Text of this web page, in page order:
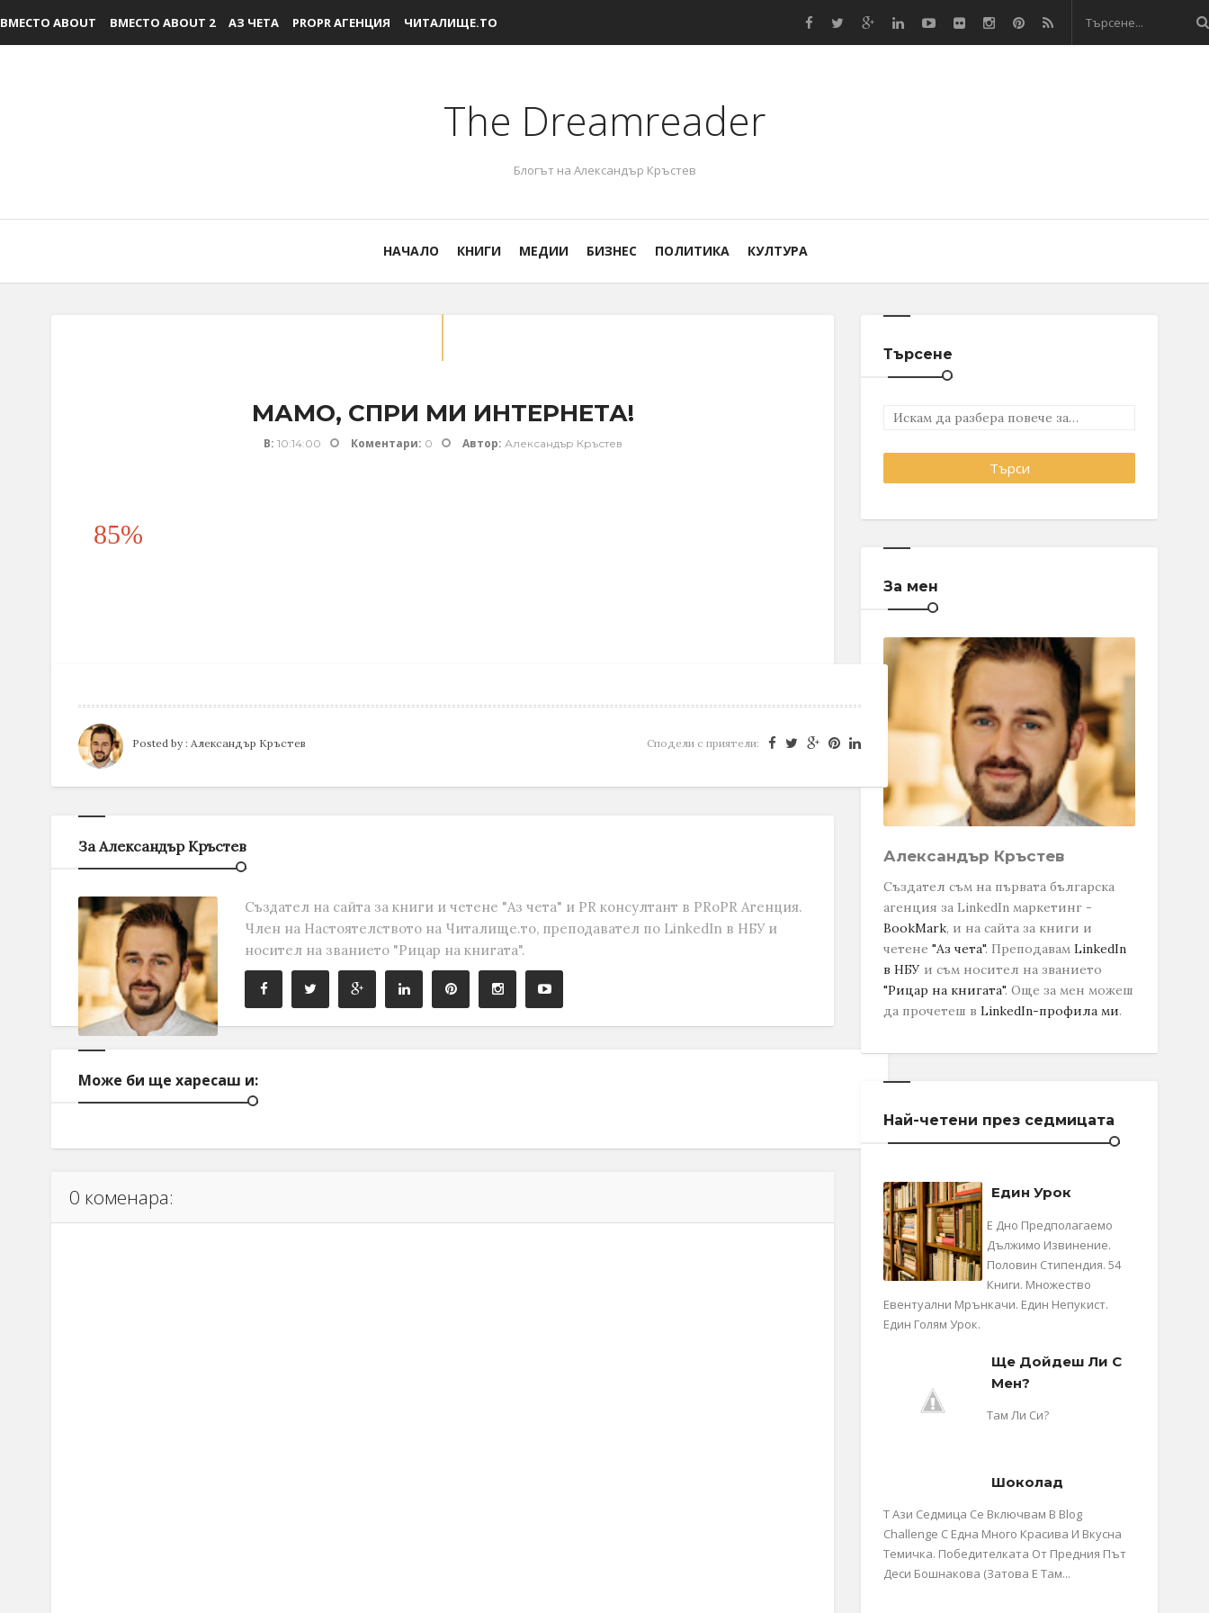
ВМЕСТО ABOUT ВМЕСТО ABOUT 2 АЗ ЧЕТА PROPR АГЕНЦИЯ ЧИТАЛИЩЕ.ТО
The Dreamreader
Блогът на Александър Кръстев
НАЧАЛО КНИГИ МЕДИИ БИЗНЕС ПОЛИТИКА КУЛТУРА
МАМО, СПРИ МИ ИНТЕРНЕТА!
В: 10:14:00 Коментари: 0 Автор: Александър Кръстев
85%
Posted by : Александър Кръстев Сподели с приятели:
За Александър Кръстев
Създател на сайта за книги и четене "Аз чета" и PR консултант в PRoPR Агенция.
Член на Настоятелството на Читалище.то, преподавател по LinkedIn в НБУ и
носител на званието "Рицар на книгата".
Може би ще харесаш и:
0 коменара:
Търсене
За мен
Александър Кръстев
Създател съм на първата българска
агенция за LinkedIn маркетинг -
BookMark, и на сайта за книги и
четене "Аз чета". Преподавам LinkedIn
в НБУ и съм носител на званието
"Рицар на книгата". Още за мен можеш
да прочетеш в LinkedIn-профила ми.
Най-четени през седмицата
Един Урок
Е Дно Предполагаемо
Дължимо Извинение.
Половин Стипендия. 54
Книги. Множество
Евентуални Мрънкачи. Един Непукист.
Един Голям Урок.
Ще Дойдеш Ли С
Мен?
Там Ли Си?
Шоколад
Т Ази Седмица Се Включвам В Blog
Challenge С Една Много Красива И Вкусна
Темичка. Победителката От Предния Път
Деси Бошнакова (затова Е Там...